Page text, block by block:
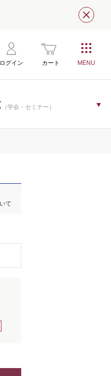
閉じ
ログイン カート
（学会・セミナー）
て